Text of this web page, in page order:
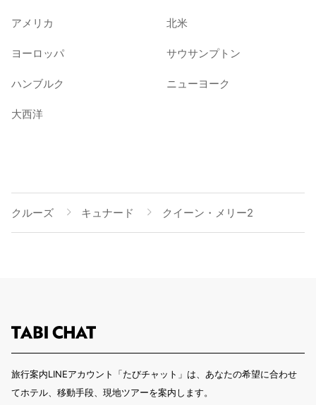
アメリカ 北米
ヨーロッパ サウサンプトン
ハンブルク ニューヨーク
大西洋
クルーズ キュナード クイーン・メリー2
旅行案内LINEアカウント「たびチャット」は、あなたの希望に合わせ
てホテル、移動手段、現地ツアーを案内します。